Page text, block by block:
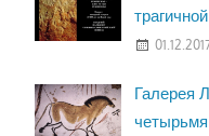
Галерея